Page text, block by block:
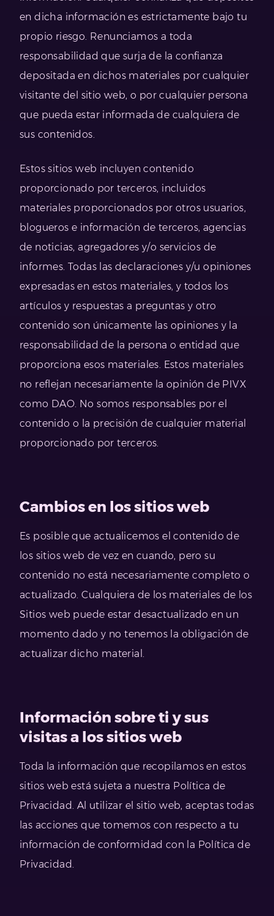
en dicha información es estrictamente bajo tu
propio riesgo. Renunciamos a toda
responsabilidad que surja de la confianza
depositada en dichos materiales por cualquier
visitante del sitio web, o por cualquier persona
que pueda estar informada de cualquiera de
sus contenidos.
Estos sitios web incluyen contenido
proporcionado por terceros, incluidos
materiales proporcionados por otros usuarios,
blogueros e información de terceros, agencias
de noticias, agregadores y/o servicios de
informes. Todas las declaraciones y/u opiniones
expresadas en estos materiales, y todos los
artículos y respuestas a preguntas y otro
contenido son únicamente las opiniones y la
responsabilidad de la persona o entidad que
proporciona esos materiales. Estos materiales
no reflejan necesariamente la opinión de PIVX
como DAO. No somos responsables por el
contenido o la precisión de cualquier material
proporcionado por terceros.
Cambios en los sitios web
Es posible que actualicemos el contenido de
los sitios web de vez en cuando, pero su
contenido no está necesariamente completo o
actualizado. Cualquiera de los materiales de los
Sitios web puede estar desactualizado en un
momento dado y no tenemos la obligación de
actualizar dicho material.
Información sobre ti y sus
visitas a los sitios web
Toda la información que recopilamos en estos
sitios web está sujeta a nuestra Política de
Privacidad. Al utilizar el sitio web, aceptas todas
las acciones que tomemos con respecto a tu
información de conformidad con la Política de
Privacidad.